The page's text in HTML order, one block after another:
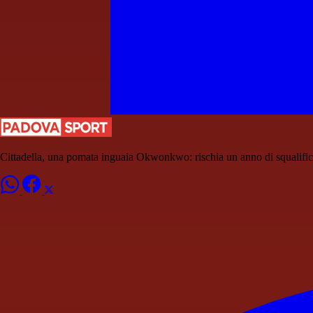
Cittadella, una pomata inguaia Okwonkwo: rischia un anno di